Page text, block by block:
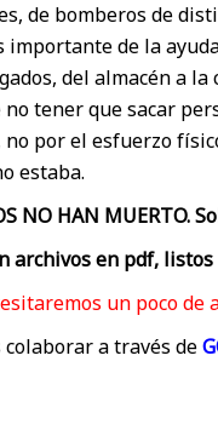
de bomberos de
importante de la
del almacén a la
tener que sacar
por el esfuerzo
estaba.
NO HAN MUERTO.
archivos en pdf,
un poco de
colaborar a través de